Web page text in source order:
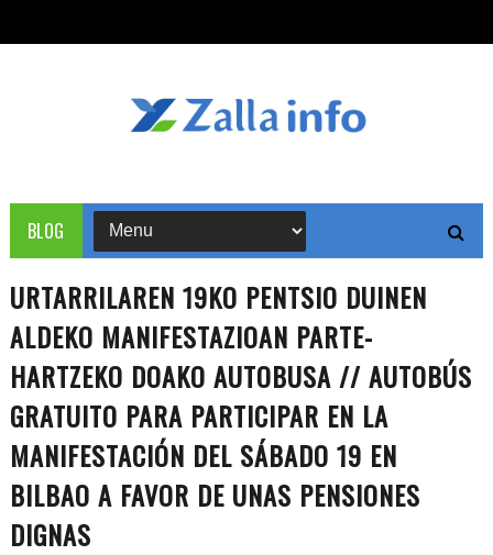
BLOG
URTARRILAREN 19KO PENTSIO DUINEN
ALDEKO MANIFESTAZIOAN PARTE-
HARTZEKO DOAKO AUTOBUSA // AUTOBÚS
GRATUITO PARA PARTICIPAR EN LA
MANIFESTACIÓN DEL SÁBADO 19 EN
BILBAO A FAVOR DE UNAS PENSIONES
DIGNAS